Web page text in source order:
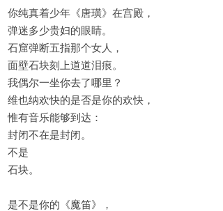
你纯真着少年《唐璜》在宫殿，
弹迷多少贵妇的眼睛。
石窟弹断五指那个女人，
面壁石块刻上道道泪痕。
我偶尔一坐你去了哪里？
维也纳欢快的是否是你的欢快，
惟有音乐能够到达：
封闭不在是封闭。
不是
石块。
是不是你的《魔笛》，